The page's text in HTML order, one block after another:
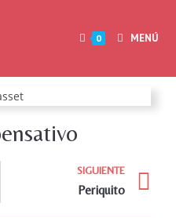
0 MENÚ
SIGUIENTE
Periquito